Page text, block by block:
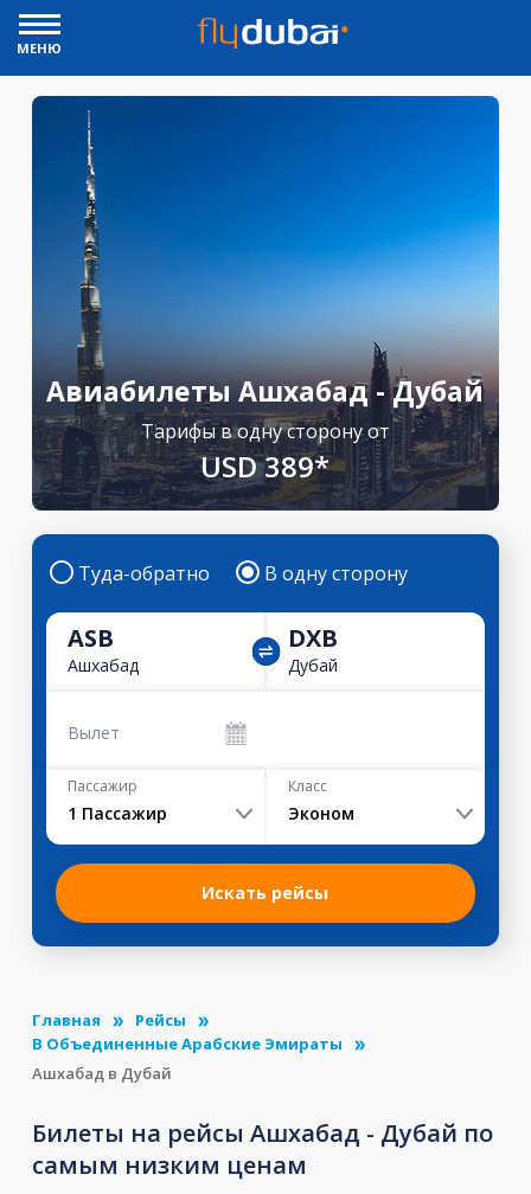
МЕНЮ
Авиабилеты Ашхабад - Дубай
Тарифы в одну сторону от
USD 389*
Туда-обратно В одну сторону
ASB
Ашхабад
DXB
Дубай
Вылет
Пассажир
1 Пассажир
Класс
Эконом
Искать рейсы
Главная
Рейсы
В Объединенные Арабские Эмираты
Ашхабад в Дубай
Билеты на рейсы Ашхабад - Дубай по
самым низким ценам